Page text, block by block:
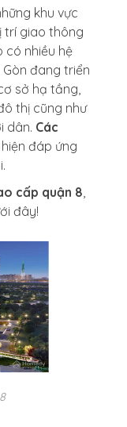
khu vực
trí giao thông
có nhiều hệ
Gòn đang triển
sở hạ tầng,
thị cũng như
dân. Các
đáp ứng
cấp quận 8,
đây!